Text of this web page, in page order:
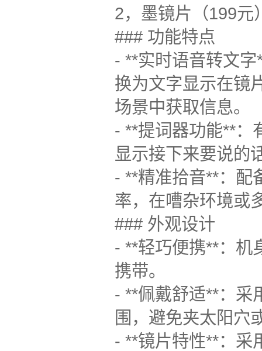
2，墨镜片（199元
### 功能特点
- **实时语音转文
换为文字显示在镜
场景中获取信息。
- **提词器功能**：
显示接下来要说的
- **精准拾音**：配
率，在嘈杂环境或
### 外观设计
- **轻巧便携**：机
携带。
- **佩戴舒适**：采
围，避免夹太阳穴
- **镜片特性**：采